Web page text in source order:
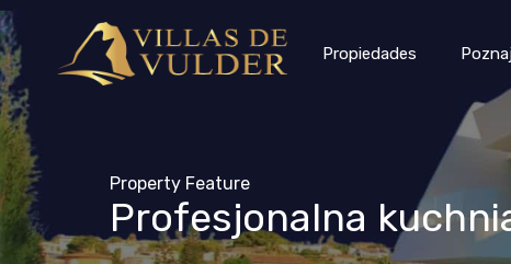
Propiedades
Property Feature
Profesjonalna